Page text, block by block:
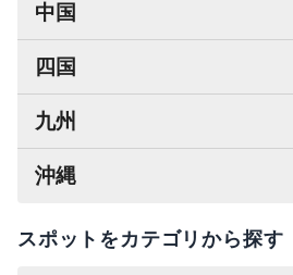
中国
四国
九州
沖縄
スポットをカテゴリから探す